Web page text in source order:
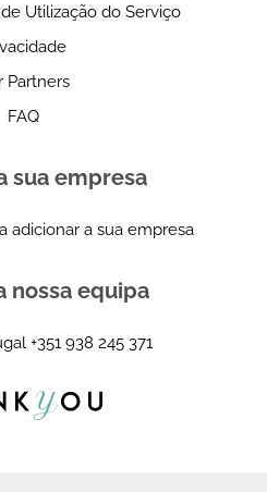
Utilização do Serviço
Partners
FAQ
sua empresa
adicionar a sua empresa
nossa equipa
+351 938 245 371